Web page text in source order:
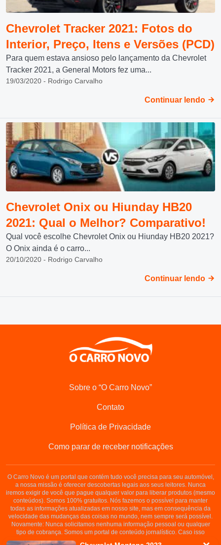
Chevrolet Tracker 2021: Fotos do
Interior, Preço, Itens e Versões (PCD)
Para quem estava ansioso pelo lançamento da Chevrolet
Tracker 2021, a General Motors fez uma...
19/03/2020 - Rodrigo Carvalho
Continuar lendo
Chevrolet Onix ou Hiunday HB20
2021: Qual o Melhor? Comparativo!
Qual você escolhe Chevrolet Onix ou Hiunday HB20 2021?
O Onix ainda é o carro...
20/10/2020 - Rodrigo Carvalho
Continuar lendo
Sobre o “O Carro Novo”
Contato
Política de Privacidade
Como parar de receber notificações
O Carro Novo é um portal que contém tudo você precisa para seu automóvel,
a nossa missão é oferecer descobertas legais aos seus leitores. Nunca
iremos exigir de você que pague qualquer valor para liberar produtos (mesmo
conteúdos). Somos 100% gratuitos. Nós fazemos o possível para manter
todas as informações atualizadas em nosso site, mas em consequência da
velocidade das mudanças das coisas no mundo, nem sempre será possível.
Novamente: Nunca solicitamos nenhuma informação pessoal ou qualquer
tipo de cobrança. Somos um portal de conteúdo jornalístico. Caso isso
aconteça, entre em contato conosco imediatamente.